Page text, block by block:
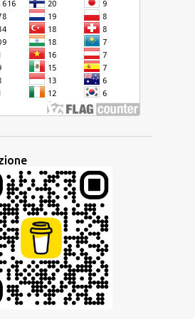
EBRAICO ECONOMIA
EDUCAZIONE
EREDITÀ ESAME
ESPERIENZA
ETNICA EUROPA
LINGUISTICA FANTASIA
FILIPPINE FRANCESE
FRASE GESTO
GIUDAICO GLOBALE
GLOSSIKA
GRAMMATICA HAKKA